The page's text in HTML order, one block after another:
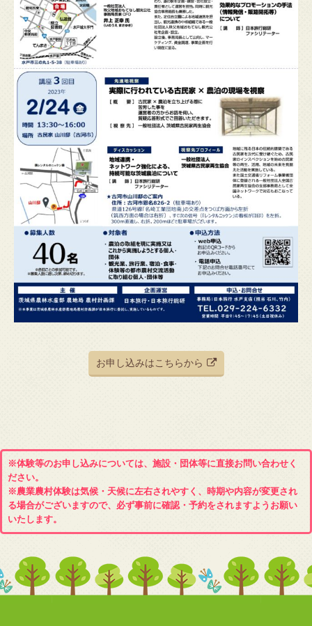
お申し込みはこちらから
※体験等のお申し込みについては、施設・団体等に直接お問い合わせく
ださい。
※農業農村体験は気候・天候に左右されやすく、時期や内容が変更され
る場合がございますので、必ず事前に確認・予約をされますようお願い
いたします。